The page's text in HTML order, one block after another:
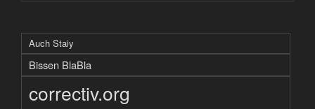
Auch Staiy
Bissen BlaBla
correctiv.org